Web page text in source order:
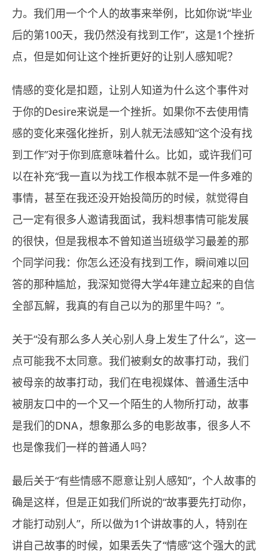
力。我们用一个个人的故事来举例，比如你说“毕业
后的第100天，我仍然没有找到工作”，这是1个挫折
点，但是如何让这个挫折更好的让别人感知呢？
情感的变化是扣题，让别人知道为什么这个事件对
于你的Desire来说是一个挫折。如果你不去使用情
感的变化来强化挫折，别人就无法感知“这个没有找
到工作”对于你到底意味着什么。比如，或许我们可
以在补充“我一直以为找工作根本就不是一件多难的
事情，甚至在我还没开始投简历的时候，就觉得自
己一定有很多人邀请我面试，我料想事情可能发展
的很快，但是我根本不曾知道当班级学习最差的那
个同学问我：你怎么还没有找到工作，瞬间难以回
答的那种尴尬，我深知觉得大学4年建立起来的自信
全部瓦解，我真的有自己以为的那里牛吗？”。
关于“没有那么多人关心别人身上发生了什么”，这一
点可能我不太同意。我们被剩女的故事打动，我们
被母亲的故事打动，我们在电视媒体、普通生活中
被朋友口中的一个又一个陌生的人物所打动，故事
是我们的DNA，想象那么多的电影故事，很多人不
也是像我们一样的普通人吗？
最后关于“有些情感不愿意让别人感知”，个人故事的
确是这样，但是正如我们所说的“故事要先打动你，
才能打动别人”，所以做为1个讲故事的人，特别在
讲自己故事的时候，如果丢失了“情感”这个强大的武